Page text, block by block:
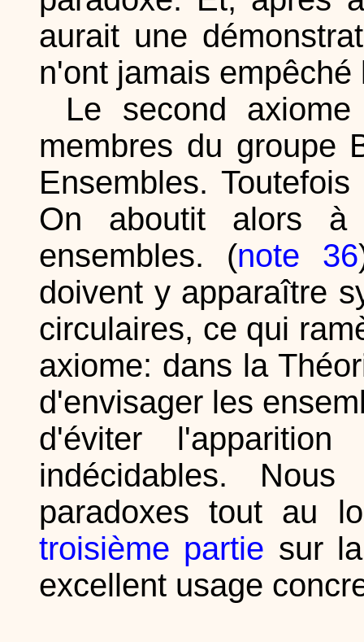
aurait une
n'ont jamais
Le second
membres du groupe
Ensembles.
On aboutit alors à
ensembles. (note 36
doivent y apparaître
circulaires, ce qui
axiome: dans la
d'envisager les
d'éviter
indécidables.
paradoxes tout au
troisième partie sur
excellent usage